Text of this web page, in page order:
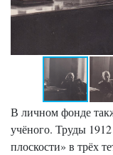
В личном фонде
учёного. Труды
плоскости» в трёх